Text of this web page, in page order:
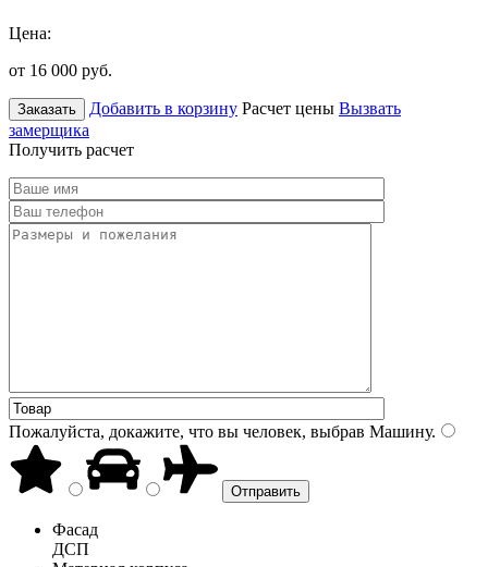
Цена:
от 16 000 руб.
Заказать Добавить в корзину Расчет цены Вызвать
замерщика
Получить расчет
Пожалуйста, докажите, что вы человек, выбрав Машину.
Фасад
ДСП